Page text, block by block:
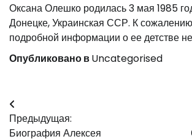
Оксана Олешко родилась 3 мая 1985
Донецке, Украинская ССР. К
подробной информации о ее детстве
Опубликовано вUncategorised
Навигация
по
Предыдущая:
Биография Алексея